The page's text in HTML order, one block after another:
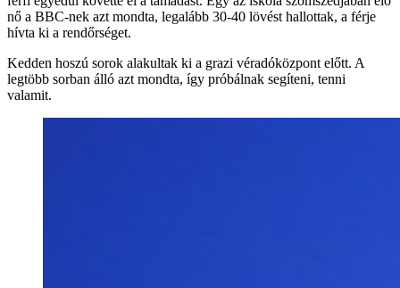
nő a BBC-nek azt mondta, legalább 30-40 lövést hallottak, a férje
hívta ki a rendőrséget.
Kedden hoszú sorok alakultak ki a grazi véradóközpont előtt. A
legtöbb sorban álló azt mondta, így próbálnak segíteni, tenni
valamit.